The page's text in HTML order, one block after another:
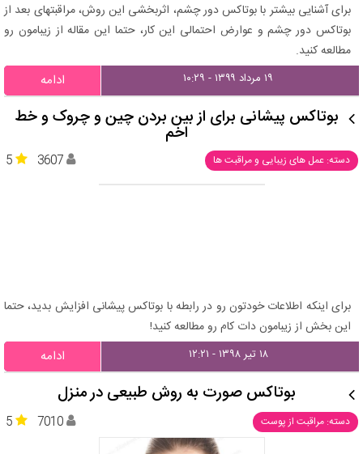
برای آشنایی بیشتر با بوتاکس دور چشم، اثربخشی این روش، مراقبتهای بعد از
بوتاکس دور چشم و عوارض احتمالی این کار، حتما این مقاله از زیبامون رو
مطالعه کنید.
۱۹ مرداد ۱۳۹۹ - ۱۰:۲۹ ادامه
بوتاکس پیشانی برای از بین بردن چین و چروک و خط
اخم
دسته: عمل های زیبایی و مراقبت ها 5 3607
برای اینکه اطلاعات خودتون رو در رابطه با بوتاکس پیشانی افزایش بدید، حتما
این بخش از زیبامون دات کام رو مطالعه کنید!
۱۸ تیر ۱۳۹۸ - ۱۲:۲۱ ادامه
بوتاکس صورت به روش طبیعی در منزل
دسته: مراقبت از پوست 5 7010